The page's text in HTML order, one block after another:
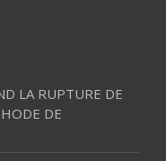
LA RUPTURE DE
DE